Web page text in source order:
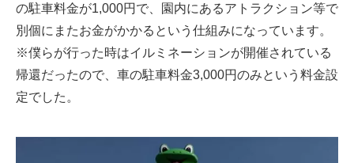
の駐車料金が1,000円で、園内にあるアトラクション等で
別個にまたお金がかかるという仕組みになっています。
※僕らが行った時はイルミネーションが開催されている
帰還だったので、車の駐車料金3,000円のみという料金設
定でした。